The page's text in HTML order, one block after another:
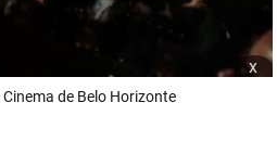
x
de Belo Horizonte